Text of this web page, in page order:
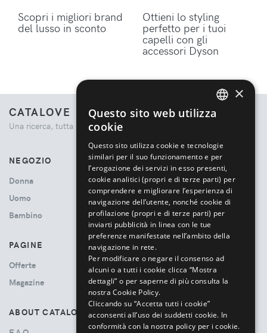
Scopri i migliori brand
del lusso in sconto
Ottieni lo styling
perfetto per i tuoi
capelli con gli
accessori Dyson
CATALOVE
Una ricerca, tutta la moda.
NEGOZIO
Donna
Uomo
Bambino
PAGINE
Offerte
Magazine
ABOUT CATALOVE
×
Questo sito web utilizza
cookie
Questo sito utilizza cookie e tecnologie
similari per il suo funzionamento e per
l’erogazione dei servizi in esso presenti,
cookie analitici (propri e di terze parti) per
comprendere e migliorare l’esperienza di
navigazione dell’utente, nonché cookie di
profilazione (propri e di terze parti) per
inviarti pubblicità in linea con le tue
preferenze manifestate nell’ambito della
navigazione in rete.
Per modificare o negare il consenso ad
alcuni o a tutti i cookie clicca “Mostra
dettagli” o per saperne di più consulta la
nostra Cookie Policy.
Cliccando su “Accetta tutti i cookie”
acconsenti all’uso dei suddetti cookie. In
conformità con la nostra policy per i cookie.